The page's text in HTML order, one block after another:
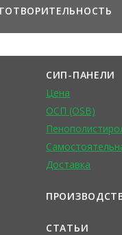
СИП-ПАНЕЛИ
Цена
ОСП (OSB)
Доставка
СТАТЬИ